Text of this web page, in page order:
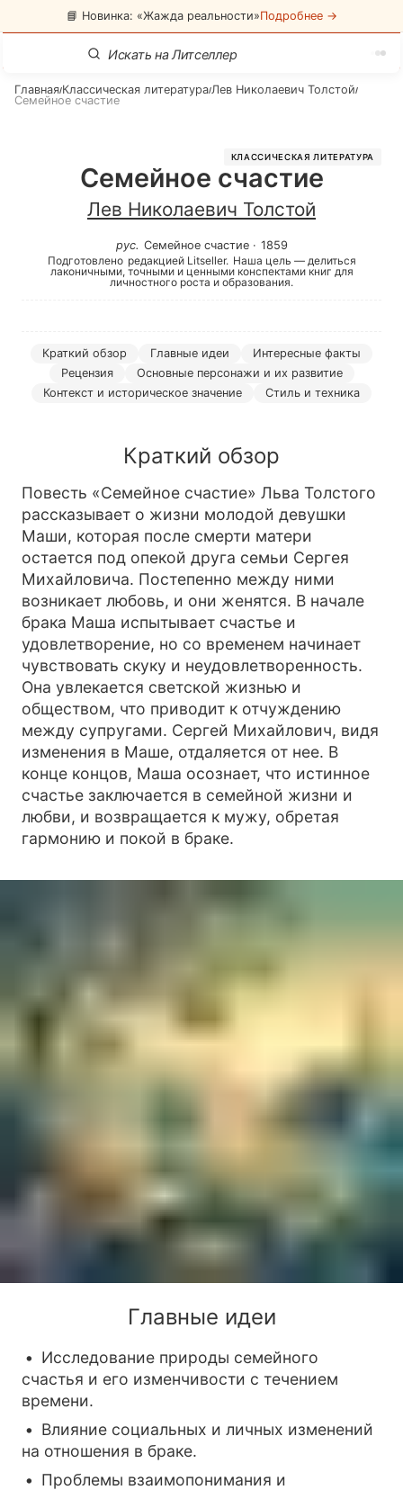
📘 Новинка: «Жажда реальности»Подробнее →
Главная/Классическая литература/Лев Николаевич Толстой/
Семейное счастие
КЛАССИЧЕСКАЯ ЛИТЕРАТУРА
Семейное счастие
Лев Николаевич Толстой
рус. Семейное счастие· 1859
Подготовлено редакцией Litseller. Наша цель — делиться
лаконичными, точными и ценными конспектами книг для
личностного роста и образования.
Краткий обзор Главные идеи
Интересные факты
Рецензия
Основные персонажи и их развитие
Контекст и историческое значение
Стиль и техника
Краткий обзор
Повесть «Семейное счастие» Льва Толстого
рассказывает о жизни молодой девушки
Маши, которая после смерти матери
остается под опекой друга семьи Сергея
Михайловича. Постепенно между ними
возникает любовь, и они женятся. В начале
брака Маша испытывает счастье и
удовлетворение, но со временем начинает
чувствовать скуку и неудовлетворенность.
Она увлекается светской жизнью и
обществом, что приводит к отчуждению
между супругами. Сергей Михайлович, видя
изменения в Маше, отдаляется от нее. В
конце концов, Маша осознает, что истинное
счастье заключается в семейной жизни и
любви, и возвращается к мужу, обретая
гармонию и покой в браке.
Главные идеи
Исследование природы семейного
счастья и его изменчивости с течением
времени.
Влияние социальных и личных изменений
на отношения в браке.
Проблемы взаимопонимания и